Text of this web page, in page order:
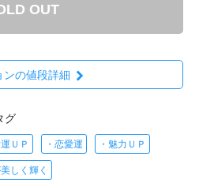
OUT
ンの値段詳細
グ
ＵＰ ・恋愛運 ・魅力ＵＰ
しく輝く